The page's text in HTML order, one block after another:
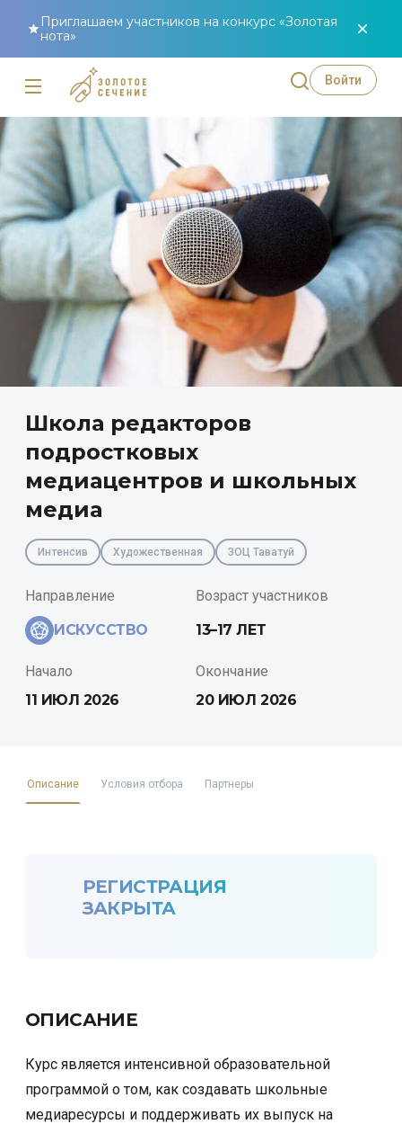
Приглашаем участников на конкурс «Золотая
нота»
Войти
Школа редакторов
подростковых
медиацентров и школьных
медиа
Интенсив Художественная ЗОЦ Таватуй
Направление
ИСКУССТВО
Возраст участников
13–17 ЛЕТ
Начало
11 ИЮЛ 2026
Окончание
20 ИЮЛ 2026
РЕГИСТРАЦИЯ
ЗАКРЫТА
ОПИСАНИЕ
Курс является интенсивной образовательной
программой о том, как создавать школьные
медиаресурсы и поддерживать их выпуск на
Описание Условия отбора Партнеры